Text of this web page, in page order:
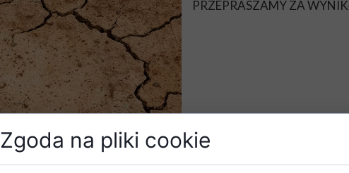
PRZEPRASZAMY ZA
Zgoda na pliki cookie